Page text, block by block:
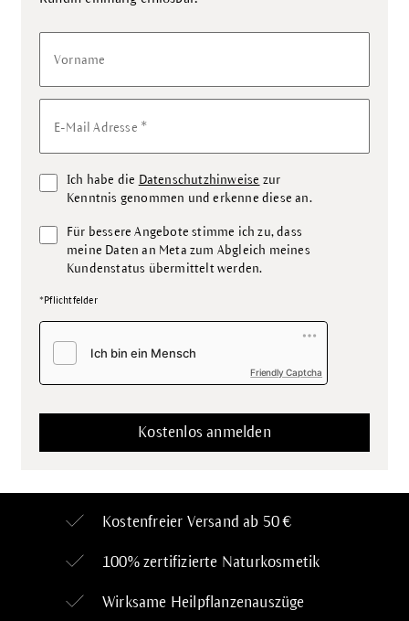
Vorname
E-Mail Adresse *
Ich habe die Datenschutzhinweise zur
Kenntnis genommen und erkenne diese an.
Für bessere Angebote stimme ich zu, dass
meine Daten an Meta zum Abgleich meines
Kundenstatus übermittelt werden.
*Pflichtfelder
Friendly Captcha
Kostenfreier Versand ab 50 €
100% zertifizierte Naturkosmetik
Wirksame Heilpflanzenauszüge